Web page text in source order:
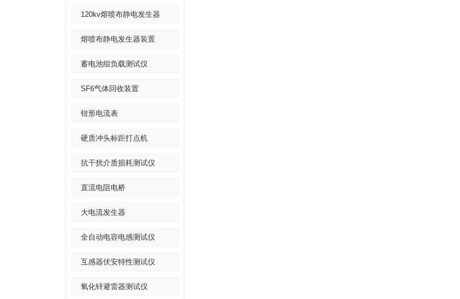
120kv熔喷布静电发生器
熔喷布静电发生器装置
蓄电池组负载测试仪
SF6气体回收装置
钳形电流表
硬质冲头标距打点机
抗干扰介质损耗测试仪
直流电阻电桥
大电流发生器
全自动电容电感测试仪
互感器伏安特性测试仪
氧化锌避雷器测试仪